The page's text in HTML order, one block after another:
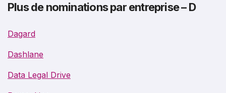
Plus de nominations par entreprise – D
Dagard
Dashlane
Data Legal Drive